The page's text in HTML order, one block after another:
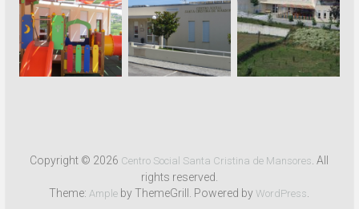
Copyright © 2026 Centro Social Santa Cristina de Mansores . All
rights reserved.
Theme: Ample by ThemeGrill. Powered byWordPress